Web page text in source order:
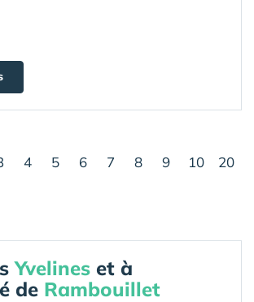
4 5 6 7 8 9 10
20
Yvelines et à
de Rambouillet